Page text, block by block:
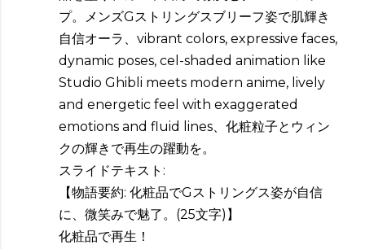
プ。メンズGストリングスブリーフ姿で肌輝き
自信オーラ、vibrant colors, expressive faces,
dynamic poses, cel-shaded animation like
Studio Ghibli meets modern anime, lively
and energetic feel with exaggerated
emotions and fluid lines、化粧粒子とウィン
クの輝きで再生の躍動を。
スライドテキスト:
【物語要約: 化粧品でGストリングス姿が自信
に、微笑みで魅了。(25文字)】
化粧品で再生！